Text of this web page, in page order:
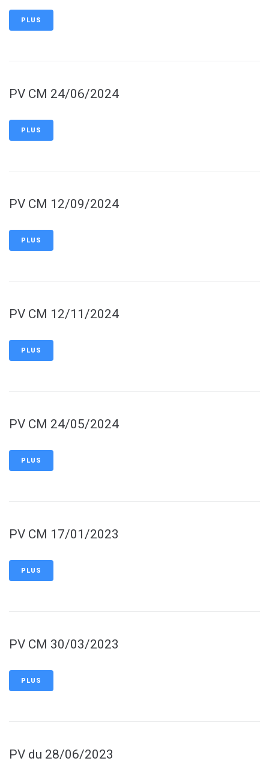
PLUS
PV CM 24/06/2024
PLUS
PV CM 12/09/2024
PLUS
PV CM 12/11/2024
PLUS
PV CM 24/05/2024
PLUS
PV CM 17/01/2023
PLUS
PV CM 30/03/2023
PLUS
PV du 28/06/2023